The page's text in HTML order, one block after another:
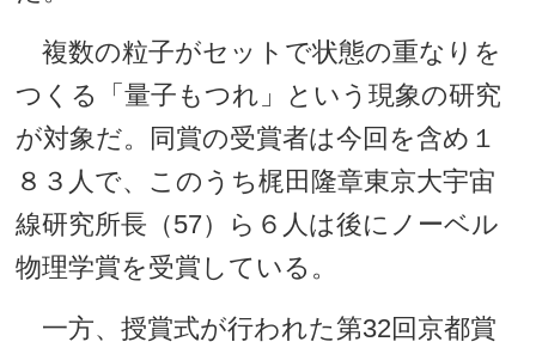
複数の粒子がセットで状態の重なりを
つくる「量子もつれ」という現象の研究
が対象だ。同賞の受賞者は今回を含め１
８３人で、このうち梶田隆章東京大宇宙
線研究所長（57）ら６人は後にノーベル
物理学賞を受賞している。
一方、授賞式が行われた第32回京都賞